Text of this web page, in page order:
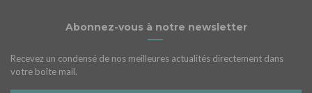
Abonnez-vous à notre newsletter
Recevez un condensé de nos meilleures actualités directement dans
votre boîte mail.